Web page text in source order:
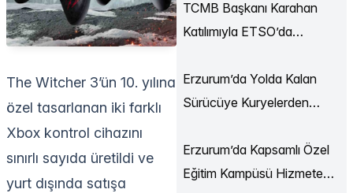
The Witcher 3’ün 10. yılına
özel tasarlanan iki farklı
Xbox kontrol cihazını
sınırlı sayıda üretildi ve
yurt dışında satışa
TCMB Başkanı Karahan
Katılımıyla ETSO’da
Düzenlendi
Erzurum’da Yolda Kalan
Sürücüye Kuryelerden
Erzurum’da Kapsamlı Özel
Eğitim Kampüsü Hizmete